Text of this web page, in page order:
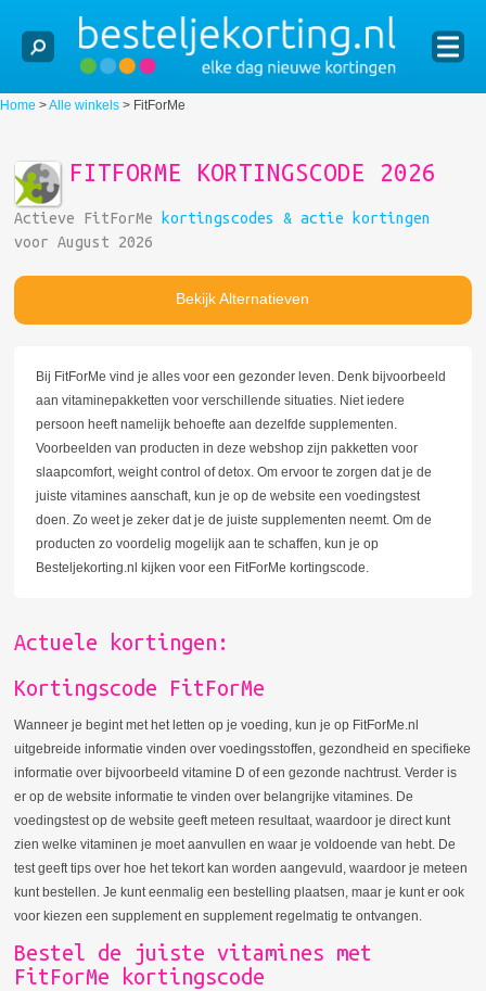
Home >Alle winkels > FitForMe
FITFORME KORTINGSCODE 2026
Actieve FitForMe kortingscodes & actie kortingen
voor August 2026
Bekijk Alternatieven
Bij FitForMe vind je alles voor een gezonder leven. Denk bijvoorbeeld
aan vitaminepakketten voor verschillende situaties. Niet iedere
persoon heeft namelijk behoefte aan dezelfde supplementen.
Voorbeelden van producten in deze webshop zijn pakketten voor
slaapcomfort, weight control of detox. Om ervoor te zorgen dat je de
juiste vitamines aanschaft, kun je op de website een voedingstest
doen. Zo weet je zeker dat je de juiste supplementen neemt. Om de
producten zo voordelig mogelijk aan te schaffen, kun je op
Besteljekorting.nl kijken voor een FitForMe kortingscode.
Actuele kortingen:
Kortingscode FitForMe
Wanneer je begint met het letten op je voeding, kun je op FitForMe.nl
uitgebreide informatie vinden over voedingsstoffen, gezondheid en specifieke
informatie over bijvoorbeeld vitamine D of een gezonde nachtrust. Verder is
er op de website informatie te vinden over belangrijke vitamines. De
voedingstest op de website geeft meteen resultaat, waardoor je direct kunt
zien welke vitaminen je moet aanvullen en waar je voldoende van hebt. De
test geeft tips over hoe het tekort kan worden aangevuld, waardoor je meteen
kunt bestellen. Je kunt eenmalig een bestelling plaatsen, maar je kunt er ook
voor kiezen een supplement en supplement regelmatig te ontvangen.
Bestel de juiste vitamines met
FitForMe kortingscode